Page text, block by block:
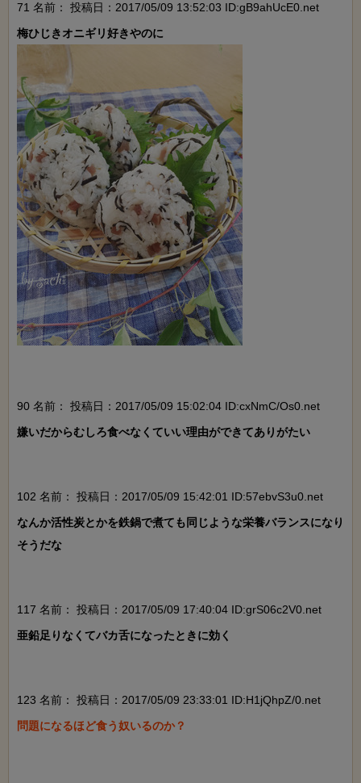
71 名前：
投稿日：2017/05/09 13:52:03 ID:gB9ahUcE0.net
90 名前：
投稿日：2017/05/09 15:02:04 ID:cxNmC/Os0.net
嫌いだからむしろ食べなくていい理由ができてありがたい
102 名前：
投稿日：2017/05/09 15:42:01 ID:57ebvS3u0.net
なんか活性炭とかを鉄鍋で煮ても同じような栄養バランスになり
そうだな
117 名前：
投稿日：2017/05/09 17:40:04 ID:grS06c2V0.net
亜鉛足りなくてバカ舌になったときに効く
123 名前：
投稿日：2017/05/09 23:33:01 ID:H1jQhpZ/0.net
問題になるほど食う奴いるのか？